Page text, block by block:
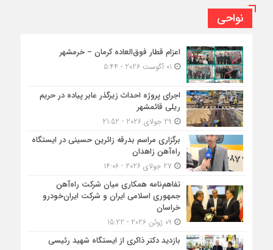
نواحی
اعزام قطار فوق‌العاده کرمان – خرمشهر
اجرای پروژه احداث زیرگذر عابر پیاده در حریم
ریلی قائمشهر
برگزاری مراسم بدرقه زائرین حسینی در ایستگاه
راه‌آهن زاهدان
تفاهم‌نامه همکاری میان شرکت راه‌آهن
جمهوری اسلامی ایران و شرکت ایران‌خودرو
خراسان
بازدید دکتر ذاکری از ایستگاه شهید رئیسی